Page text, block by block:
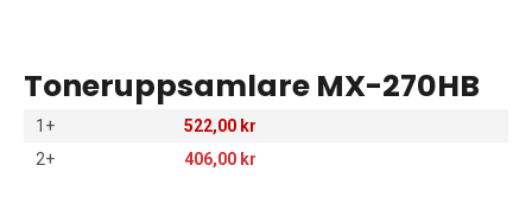
Toneruppsamlare MX-270HB
1+
522,00 kr
2+
406,00 kr